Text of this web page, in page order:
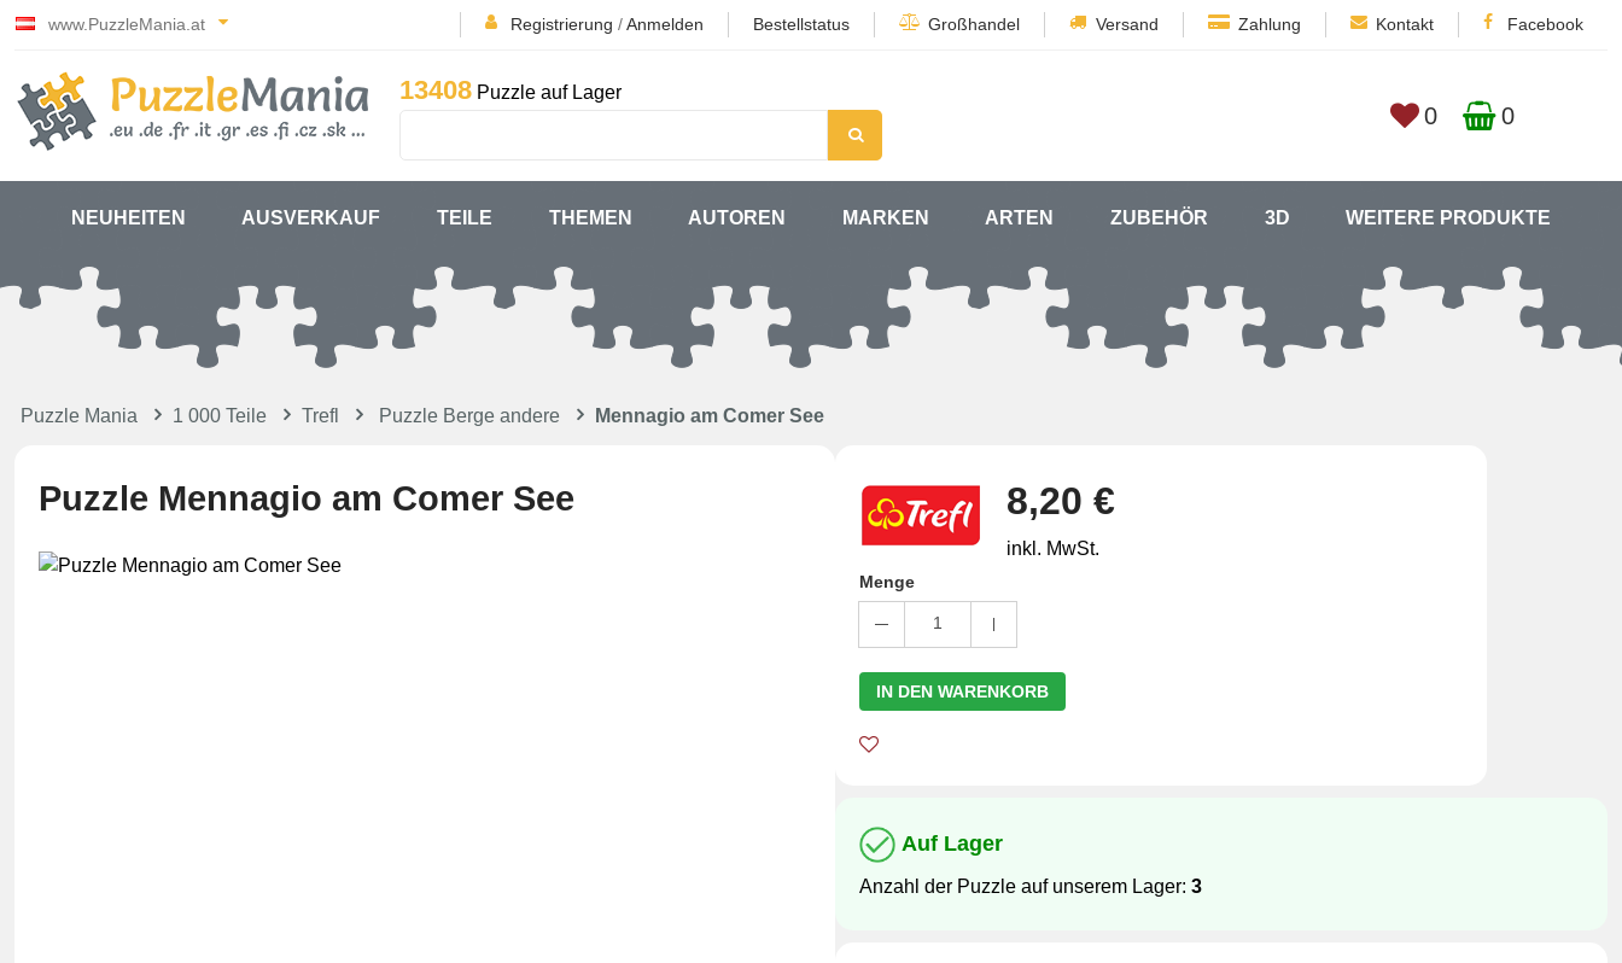
www.PuzzleMania.at Registrierung /Anmelden Bestellstatus Großhandel Versand Zahlung Kontakt Facebook
13408 Puzzle auf Lager
0 0
NEUHEITEN AUSVERKAUF TEILE THEMEN AUTOREN MARKEN ARTEN ZUBEHÖR 3D WEITERE PRODUKTE
Puzzle Mania 1 000 Teile Trefl Puzzle Berge andere Mennagio am Comer See
Puzzle Mennagio am Comer See 8,20 €
inkl. MwSt.
Menge
1
IN DEN WARENKORB
Auf Lager
Anzahl der Puzzle auf unserem Lager: 3